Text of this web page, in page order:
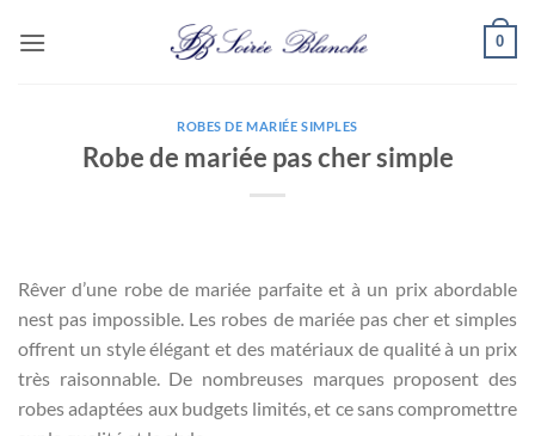
0
ROBES DE MARIÉE SIMPLES
Robe de mariée pas cher simple
Rêver d’une robe de mariée parfaite et à un prix abordable
nest pas impossible. Les robes de mariée pas cher et simples
offrent un style élégant et des matériaux de qualité à un prix
très raisonnable. De nombreuses marques proposent des
robes adaptées aux budgets limités, et ce sans compromettre